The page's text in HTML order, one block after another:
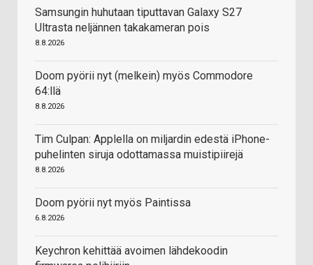
Samsungin huhutaan tiputtavan Galaxy S27
Ultrasta neljännen takakameran pois
8.8.2026
Doom pyörii nyt (melkein) myös Commodore
64:llä
8.8.2026
Tim Culpan: Applella on miljardin edestä iPhone-
puhelinten siruja odottamassa muistipiirejä
8.8.2026
Doom pyörii nyt myös Paintissa
6.8.2026
Keychron kehittää avoimen lähdekoodin